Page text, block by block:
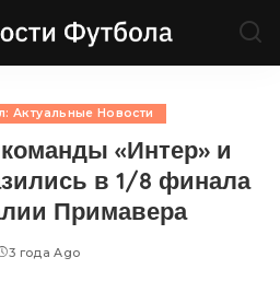
Актуальные Новости
«Интер» и
в 1/8 финала
Примавера
3 года Ago